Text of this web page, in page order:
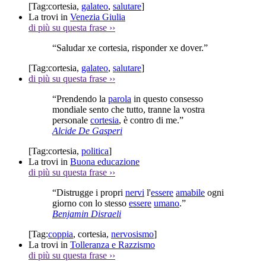
[Tag:cortesia, galateo, salutare]
La trovi in Venezia Giulia
di più su questa frase ››
“Saludar xe cortesia, risponder xe dover.”
[Tag:cortesia, galateo, salutare]
di più su questa frase ››
“Prendendo la parola in questo consesso
mondiale sento che tutto, tranne la vostra
personale cortesia, è contro di me.”
Alcide De Gasperi
[Tag:cortesia, politica]
La trovi in Buona educazione
di più su questa frase ››
“Distrugge i propri nervi l'essere amabile ogni
giorno con lo stesso essere umano.”
Benjamin Disraeli
[Tag:coppia, cortesia, nervosismo]
La trovi in Tolleranza e Razzismo
di più su questa frase ››